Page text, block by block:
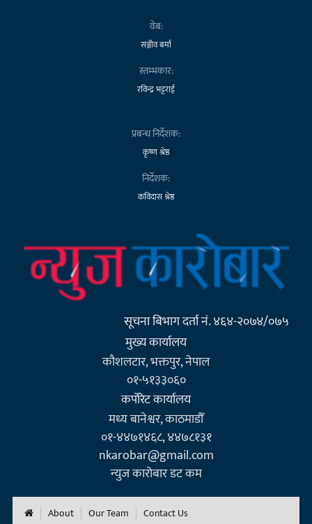
वेब:
सञ्जीव बर्मा
स्तम्भकार:
रविन्द्र भट्टराई
प्रबन्ध निर्देशक:
कृष्ण श्रेष्ठ
निर्देशक:
कविदास श्रेष्ठ
सूचना बिभाग दर्ता नं. ४६४-२०७४/०७५
मुख्य कार्यालय
कौशलटार, भक्तपुर, नेपाल
०१-५१३३०६०
कर्पाेरेट कार्यालय
मध्य बानेश्वर, काठमाडौँ
०१-४४७१४६८, ४४७८१३१
nkarobar@gmail.com
न्युज कारोबार डट कम
About Our Team Contact Us